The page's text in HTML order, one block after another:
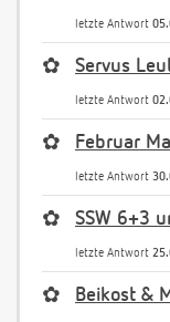
letzte Antwort
✿ Servus
letzte Antwort
✿ Februar
letzte Antwort
✿ SSW 6+3
letzte Antwort
✿ Beikost &